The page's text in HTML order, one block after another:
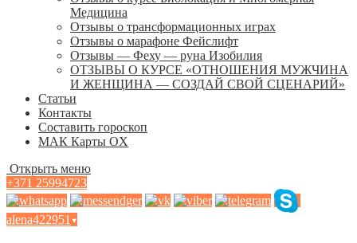
Медицина
Отзывы о трансформационных играх
Отзывы о марафоне Фейслифт
Отзывы — Феху — руна Изобилия
ОТЗЫВЫ О КУРСЕ «ОТНОШЕНИЯ МУЖЧИНА
И ЖЕНЩИНА — СОЗДАЙ СВОЙ СЦЕНАРИЙ»
Статьи
Контакты
Составить гороскоп
МАК Карты OХ
Открыть меню
+371 25994723
alena422951 ▾